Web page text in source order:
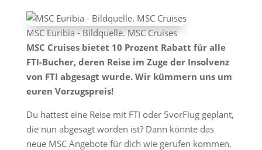
MSC Euribia - Bildquelle. MSC Cruises
MSC Cruises bietet 10 Prozent Rabatt für alle
FTI-Bucher, deren Reise im Zuge der Insolvenz
von FTI abgesagt wurde. Wir kümmern uns um
euren Vorzugspreis!
Du hattest eine Reise mit FTI oder 5vorFlug geplant,
die nun abgesagt worden ist? Dann könnte das
neue MSC Angebote für dich wie gerufen kommen.